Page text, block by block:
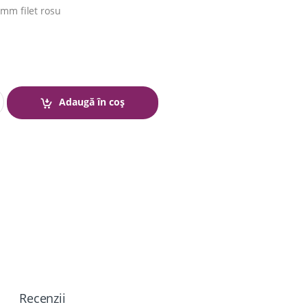
filet rosu
Adaugă în coș
Recenzii